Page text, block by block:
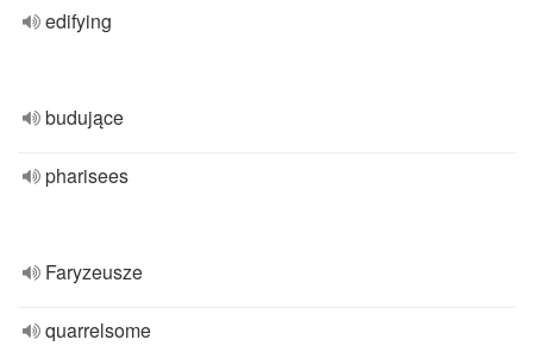
edifying
budujące
pharisees
Faryzeusze
quarrelsome